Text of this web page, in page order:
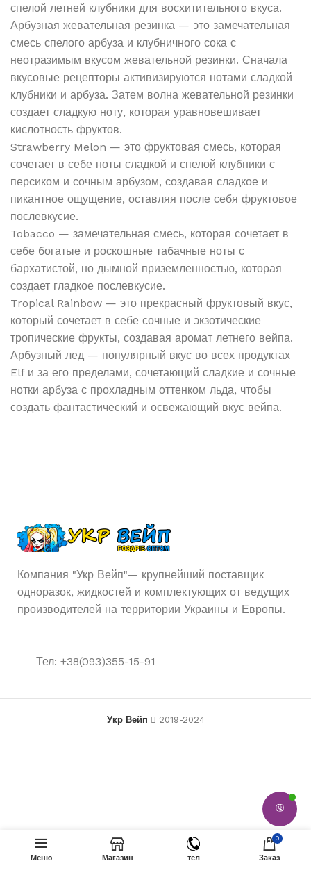
спелой летней клубники для восхитительного вкуса.
Арбузная жевательная резинка — это замечательная
смесь спелого арбуза и клубничного сока с
неотразимым вкусом жевательной резинки. Сначала
вкусовые рецепторы активизируются нотами сладкой
клубники и арбуза. Затем волна жевательной резинки
создает сладкую ноту, которая уравновешивает
кислотность фруктов.
Strawberry Melon — это фруктовая смесь, которая
сочетает в себе ноты сладкой и спелой клубники с
персиком и сочным арбузом, создавая сладкое и
пикантное ощущение, оставляя после себя фруктовое
послевкусие.
Tobacco — замечательная смесь, которая сочетает в
себе богатые и роскошные табачные ноты с
бархатистой, но дымной приземленностью, которая
создает гладкое послевкусие.
Tropical Rainbow — это прекрасный фруктовый вкус,
который сочетает в себе сочные и экзотические
тропические фрукты, создавая аромат летнего вейпа.
Арбузный лед — популярный вкус во всех продуктах
Elf и за его пределами, сочетающий сладкие и сочные
нотки арбуза с прохладным оттенком льда, чтобы
создать фантастический и освежающий вкус вейпа.
Компания "Укр Вейп"— крупнейший поставщик
одноразок, жидкостей и комплектующих от ведущих
производителей на территории Украины и Европы.
Тел: +38(093)355-15-91
Укр Вейп 2019-2024
Драконий фрукт Ягода Банан
(Dragonfruit Banana Berry)
Нет в
наличии
Меню Магазин тел
0
Заказ